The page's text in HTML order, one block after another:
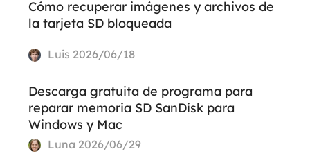
Cómo recuperar imágenes y archivos de
la tarjeta SD bloqueada
Luis 2026/06/18
Descarga gratuita de programa para
reparar memoria SD SanDisk para
Windows y Mac
Luna 2026/06/29